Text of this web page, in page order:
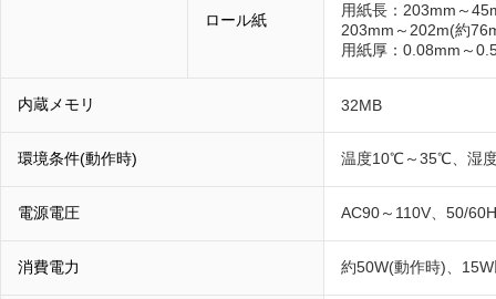
ロール紙
用紙長：203mm～
203mm～202m(約
用紙厚：0.08mm～
内蔵メモリ 32MB
環境条件(動作時) 温度10℃～35℃、湿
電源電圧 AC90～110V、50/
消費電力 約50W(動作時)、